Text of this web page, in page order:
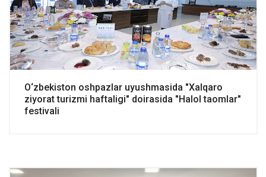
O‘zbekiston oshpazlar uyushmasida "Xalqaro
ziyorat turizmi haftaligi" doirasida "Halol taomlar"
festivali